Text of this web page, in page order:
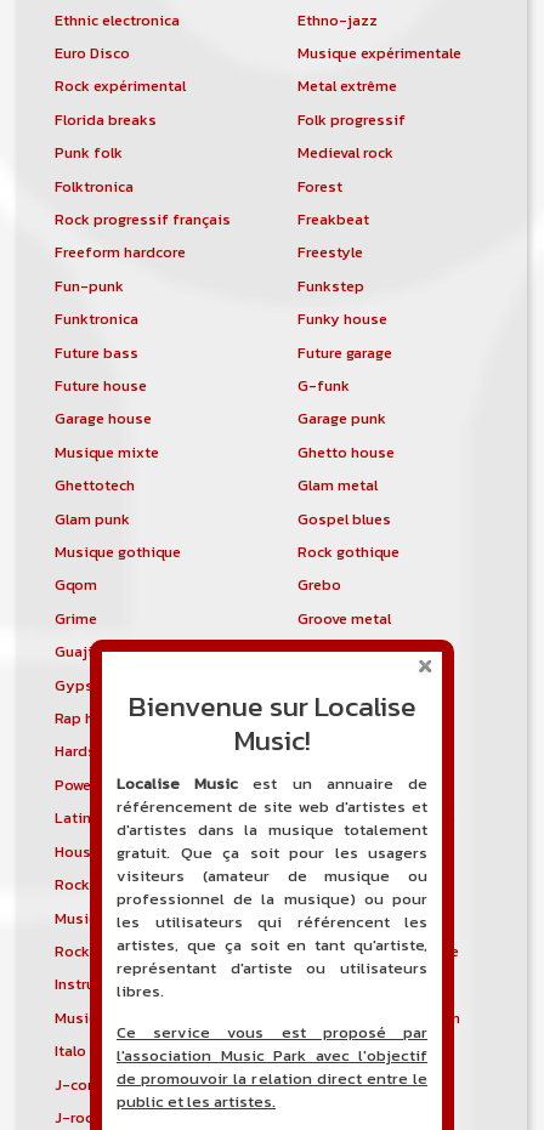
Ethnic electronica
Ethno-jazz
Euro Disco
Musique expérimentale
Rock expérimental
Metal extrême
Florida breaks
Folk progressif
Punk folk
Medieval rock
Folktronica
Forest
Rock progressif français
Freakbeat
Freeform hardcore
Freestyle
Fun-punk
Funkstep
Funktronica
Funky house
Future bass
Future garage
Future house
G-funk
Garage house
Garage punk
Musique mixte
Ghetto house
Ghettotech
Glam metal
Glam punk
Gospel blues
Musique gothique
Rock gothique
Gqom
Grebo
Grime
Groove metal
Guajira
Guaracha
Gypsy punk
Rap hardcore
Industrial hardcore
Hardstep
Hardstyle
Power noise
Heavenly voices
Latin metal
Musique hindoustanie
House progressive
Tropical house
Rock indépendant
Indietronica
Musique industrielle
Metal industriel
Rock industriel
Musique instrumentale
Instrumental
Musique irlandaise
Rock progressif italien
Italo Disco
Italo house
J-core
J-pop
J-rock
Bienvenue sur Localise
Music!
Localise Music est un annuaire de
référencement de site web d'artistes et
d'artistes dans la musique totalement
gratuit. Que ça soit pour les usagers
visiteurs (amateur de musique ou
professionnel de la musique) ou pour
les utilisateurs qui référencent les
artistes, que ça soit en tant qu'artiste,
représentant d'artiste ou utilisateurs
libres.
Ce service vous est proposé par
l'association Music Park avec l'objectif
de promouvoir la relation direct entre le
public et les artistes.